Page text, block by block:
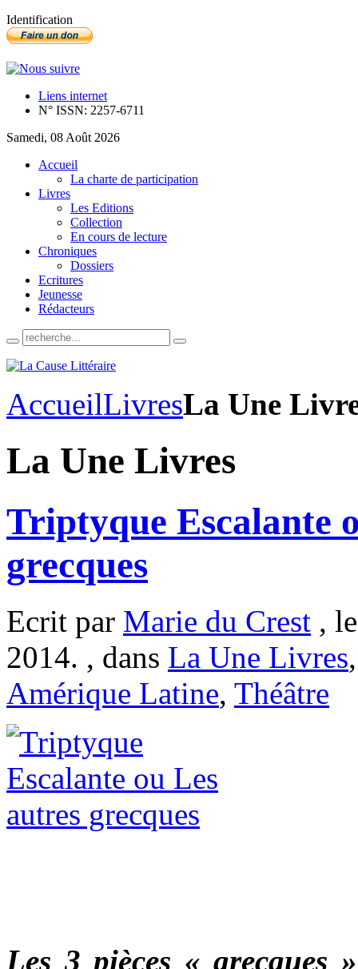
Identification
Liens internet
N° ISSN: 2257-6711
Samedi, 08 Août 2026
Accueil
La charte de participation
Livres
Les Editions
Collection
En cours de lecture
Chroniques
Dossiers
Ecritures
Jeunesse
Rédacteurs
AccueilLivresLa Une
La Une Livres
Triptyque Escalante
grecques
Ecrit par Marie du Crest ,
2014. , dans La Une Livres
Amérique Latine, Théâtre
Les 3 pièces « grecques